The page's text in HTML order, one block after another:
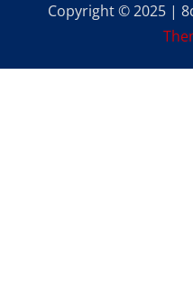
Copyright © 2025 |